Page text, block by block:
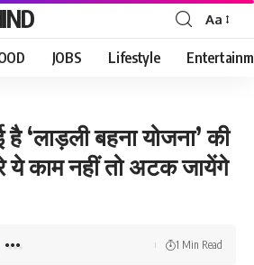
Font
Resizer
Aa
JOBS Lifestyle
‘लाड़ली बहना योजना’ की
ये काम नहीं तो अटक जायेंगे
1 Min Read